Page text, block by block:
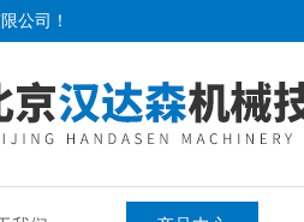
公司！